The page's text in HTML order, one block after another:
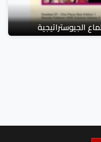
الجيوستراتيجية